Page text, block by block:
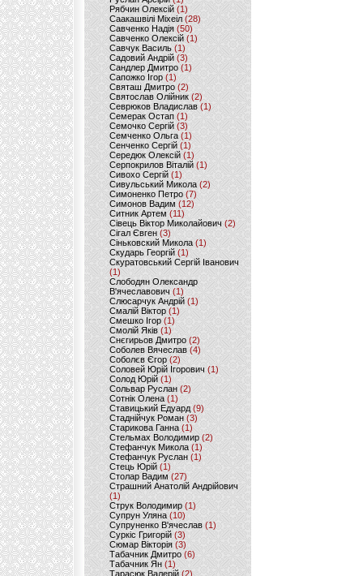
Рябчин Олексій (1)
Саакашвілі Міхеіл(28)
Савченко Надія (50)
Савченко Олексій(1)
Савчук Василь (1)
Садовий Андрій (3)
Сандлер Дмитро(1)
Сапожко Ігор(1)
Святаш Дмитро (2)
Святослав Олійник (2)
Севрюков Владислав (1)
Семерак Остап (1)
Семочко Сергій (3)
Семченко Ольга (1)
Сенченко Сергій(1)
Середюк Олексій(1)
Серпокрилов Віталій(1)
Сивохо Сергій(1)
Сивульський Микола(2)
Симоненко Петро(7)
Симонов Вадим (12)
Ситник Артем(11)
Сівець Віктор Миколайович(2)
Сігал Євген (3)
Сіньковский Микола(1)
Скударь Георгій (1)
Скуратовський Сергій Іванович
(1)
Слободян Олександр
В'ячеславович(1)
Слюсарчук Андрій(1)
Смалій Віктор (1)
Смешко Ігор (1)
Смолій Яків (1)
Снєгирьов Дмитро (2)
Соболев Вячеслав (4)
Соболєв Єгор(2)
Соловей Юрій Ігорович (1)
Солод Юрій (1)
Сольвар Руслан (2)
Сотнік Олена(1)
Ставицький Едуард (9)
Стаднійчук Роман(3)
Старикова Ганна (1)
Стельмах Володимир(2)
Стефанчук Микола (1)
Стефанчук Руслан (1)
Стець Юрій (1)
Столар Вадим(27)
Страшний Анатолій Андрійович
(1)
Струк Володимир (1)
Супрун Уляна (10)
Супруненко В'ячеслав (1)
Суркіс Григорій (3)
Сюмар Вікторія (3)
Табачник Дмитро (6)
Табачник Ян(1)
Тарасюк Валерій (2)